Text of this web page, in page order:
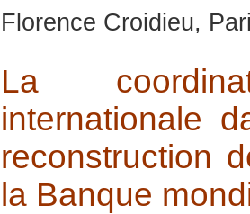
Florence Croidieu,
La
internationale
reconstruction
la Banque